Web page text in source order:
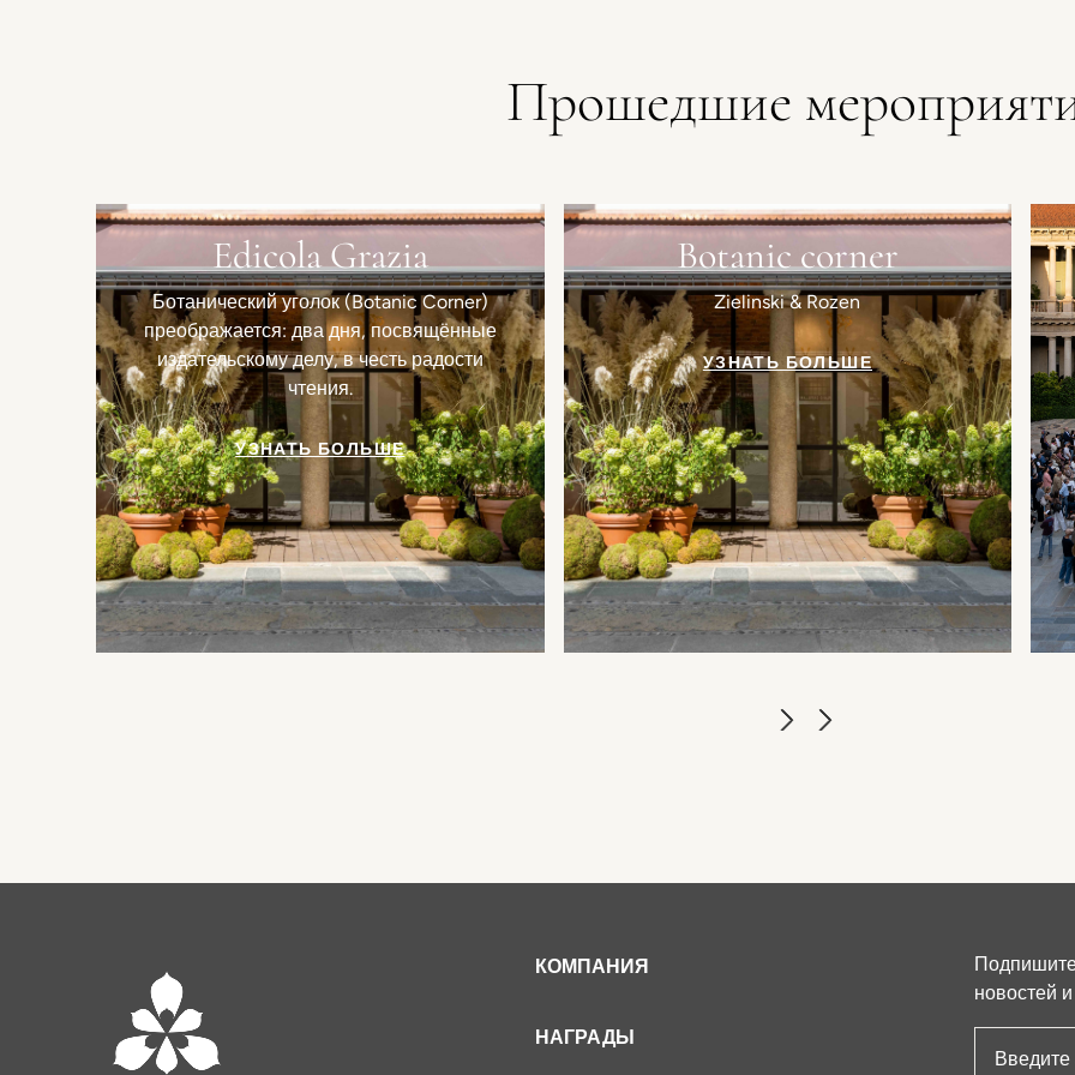
Прошедшие
Edicola Grazia
Ботанический уголок (Botanic Corner)
преображается: два дня, посвящённые
издательскому делу, в честь радости
чтения.
УЗНАТЬ БОЛЬШЕ
Botanic corner
Zielinski & Rozen
УЗНАТЬ БОЛЬШЕ
КОМПАНИЯ
НАГРАДЫ
новостей